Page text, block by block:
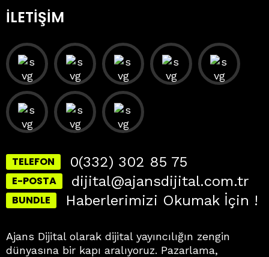
İLETIŞIM
TELEFON 0(332) 302 85 75
E-POSTA dijital@ajansdijital.com.tr
BUNDLE Haberlerimizi Okumak İçin !
Ajans Dijital olarak dijital yayıncılığın zengin
dünyasına bir kapı aralıyoruz. Pazarlama,